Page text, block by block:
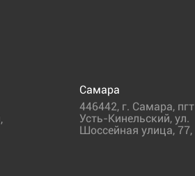
Самара
446442, г. Самара, пгт
Усть-Кинельский, ул.
Шоссейная улица, 77,